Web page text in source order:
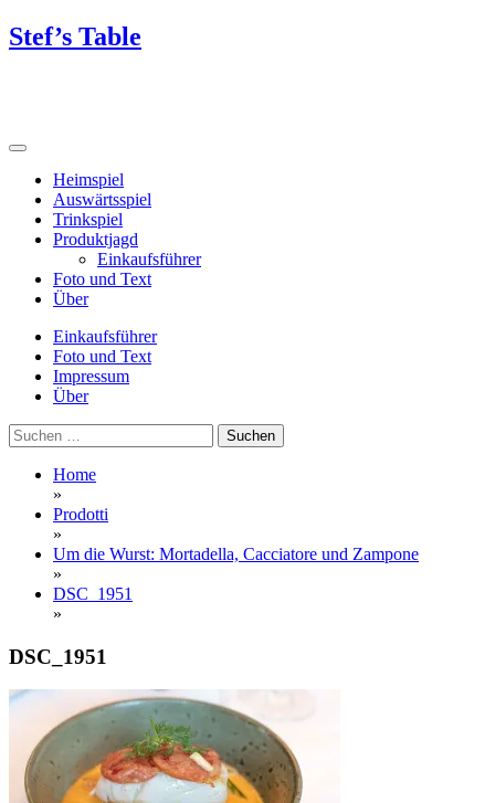
Skip
to
Stef’s Table
Heimspiel
Auswärtsspiel
Trinkspiel
Produktjagd
Einkaufsführer
Foto und Text
Über
Einkaufsführer
Foto und Text
Impressum
Über
Suchen
nach:
Home
»
Prodotti
»
Um die Wurst: Mortadella, Cacciatore und Zampone
»
DSC_1951
»
DSC_1951